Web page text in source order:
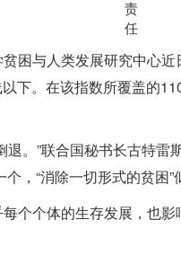
困与人类发展研究中心
下。在该指数所覆盖的
。”联合国秘书长古特雷
，“消除一切形式的贫困
个个体的生存发展，也